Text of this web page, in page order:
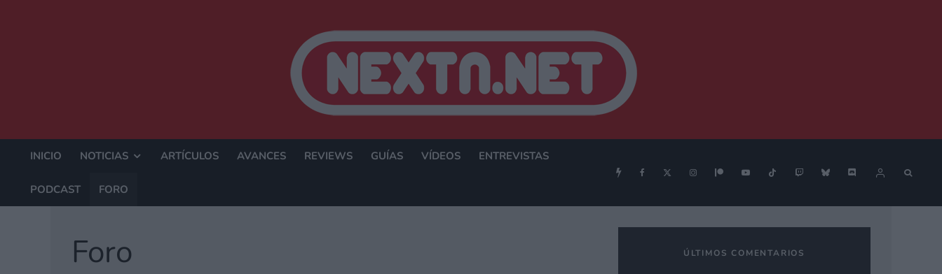
INICIO NOTICIAS ARTÍCULOS AVANCES REVIEWS GUÍAS VÍDEOS ENTREVISTAS
PODCAST FORO
Foro ÚLTIMOS COMENTARIOS